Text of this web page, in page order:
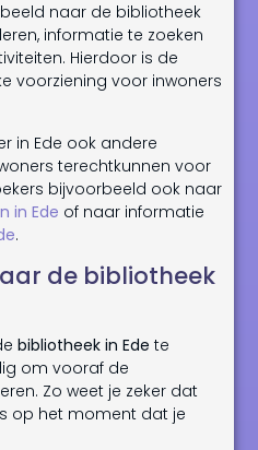
naar de bibliotheek
informatie te zoeken
Hierdoor is de
voorziening voor inwoners
in Ede ook andere
terechtkunnen voor
bijvoorbeeld ook naar
in Ede of naar informatie
.
de bibliotheek
bibliotheek in Ede te
om vooraf de
Zo weet je zeker dat
op het moment dat je